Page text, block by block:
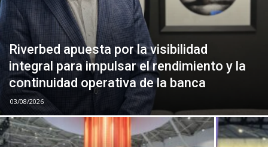
Riverbed apuesta por la visibilidad
integral para impulsar el rendimiento y la
continuidad operativa de la banca
03/08/2026